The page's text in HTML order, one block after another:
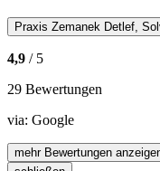
Praxis Zemanek Detlef,
4,9 / 5
29 Bewertungen
via: Google
mehr Bewertungen